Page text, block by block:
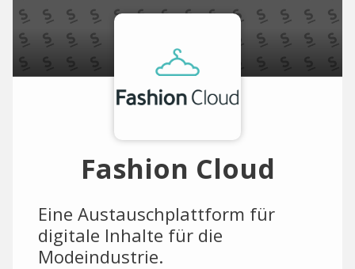
Fashion Cloud
Eine Austauschplattform für
digitale Inhalte für die
Modeindustrie.